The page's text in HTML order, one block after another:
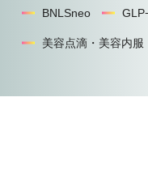
BNLSneo
美容点滴・美容内服